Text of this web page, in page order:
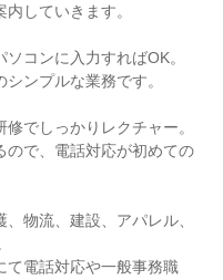
していきます。
コンに入力すればOK。
ンプルな業務です。
でしっかりレクチャー。
ので、電話対応が初めての
物流、建設、アパレル、
電話対応や一般事務職